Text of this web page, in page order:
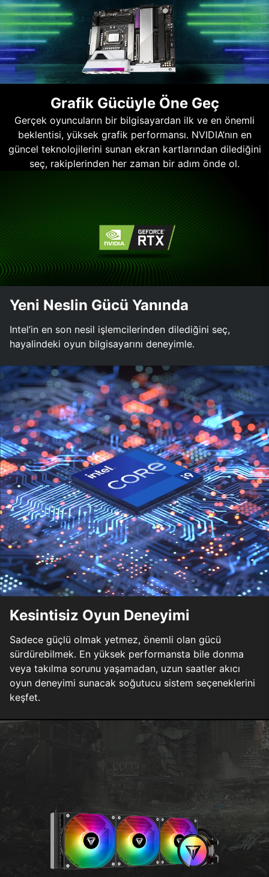
Grafik Gücüyle Öne Geç
Gerçek oyuncuların bir bilgisayardan ilk ve en önemli
beklentisi, yüksek grafik performansı. NVIDIA’nın en
güncel teknolojilerini sunan ekran kartlarından dilediğini
seç, rakiplerinden her zaman bir adım önde ol.
Yeni Neslin Gücü Yanında
Intel’in en son nesil işlemcilerinden dilediğini seç,
hayalindeki oyun bilgisayarını deneyimle.
Kesintisiz Oyun Deneyimi
Sadece güçlü olmak yetmez, önemli olan gücü
sürdürebilmek. En yüksek performansta bile donma
veya takılma sorunu yaşamadan, uzun saatler akıcı
oyun deneyimi sunacak soğutucu sistem seçeneklerini
keşfet.